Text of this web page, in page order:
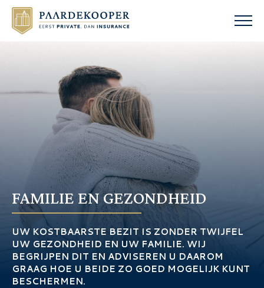
FAMILIE EN GEZONDHEID
UW KOSTBAARSTE BEZIT IS ZONDER TWIJFEL
UW GEZONDHEID EN UW FAMILIE. WIJ
BEGRIJPEN DIT EN ADVISEREN U DAAROM
GRAAG HOE U BEIDE ZO GOED MOGELIJK KUNT
BESCHERMEN.